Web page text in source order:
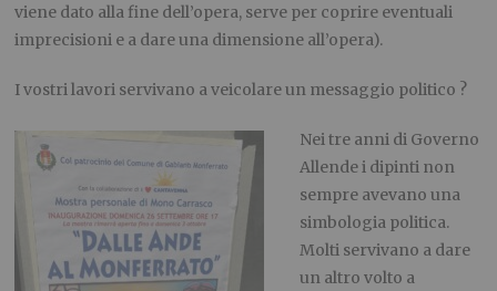
viene dato alla fine dell’opera, serve per coprire eventuali
imprecisioni e a dare una dimensione all’opera).
I vostri lavori servivano a veicolare un messaggio politico ?
Nei tre anni di Governo
Allende i dipinti non
sempre avevano una
simbologia politica.
Molti servivano a dare
un altro volto a